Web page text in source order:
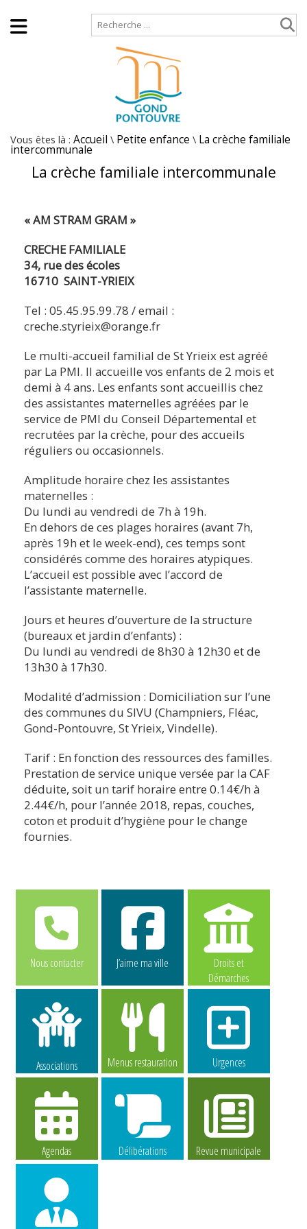
Vous êtes là : Accueil \ Petite enfance \ La crèche familiale
intercommunale
La crèche familiale intercommunale
«AM STRAM GRAM »
CRECHE FAMILIALE
34, rue des écoles
16710 SAINT-YRIEIX
Tel : 05.45.95.99.78 / email :
creche.styrieix@orange.fr
Le multi-accueil familial de St Yrieix est agréé
par La PMI. Il accueille vos enfants de 2 mois et
demi à 4 ans. Les enfants sont accueillis chez
des assistantes maternelles agréées par le
service de PMI du Conseil Départemental et
recrutées par la crèche, pour des accueils
réguliers ou occasionnels.
Amplitude horaire chez les assistantes
maternelles :
Du lundi au vendredi de 7h à 19h.
En dehors de ces plages horaires (avant 7h,
après 19h et le week-end), ces temps sont
considérés comme des horaires atypiques.
L’accueil est possible avec l’accord de
l’assistante maternelle.
Jours et heures d’ouverture de la structure
(bureaux et jardin d’enfants) :
Du lundi au vendredi de 8h30 à 12h30 et de
13h30 à 17h30.
Modalité d’admission : Domiciliation sur l’une
des communes du SIVU (Champniers, Fléac,
Gond-Pontouvre, St Yrieix, Vindelle).
Tarif : En fonction des ressources des familles.
Prestation de service unique versée par la CAF
déduite, soit un tarif horaire entre 0.14€/h à
2.44€/h, pour l’année 2018, repas, couches,
coton et produit d’hygiène pour le change
fournies.
Nous contacter J’aime ma ville
Droits et
Démarches
Associations Menus restauration Urgences
Agendas Délibérations Revue municipale